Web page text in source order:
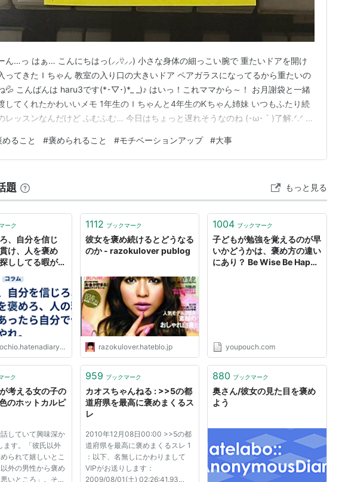
ん…っ はぁ… こんにちはっ(⸝⸝⍢⸝⸝) 小さな身体の細っこい腕で 重たいドアを開け
ってきたＩちゃん 教室の入り口の大きいドア ペアガラスになってるから重たいの
💦 こんばんは haru3です(*･▽･)*_ _)♪ はいっ！これママから～！ お月謝袋と一緒
してくれたかわいいメモ 1年生のＩちゃんと4年生のᏦちゃん姉妹 いつもふたり続
レッスンなんだけど ふむふむ… 今日はちょっと遅れそうなのね (･ω･｀)了解.ᐟ.ᐟ Ｉ
ちゃんこんにちは！ 今日クラブだったんだってね 間に合ったじゃん！ …
めること #褒められること #モチベーションアップ #大事
題 もっと見る
ーク
、自分を信じ
け、人を褒め
ししてる暇があ
1112 ブックマーク
彼女を褒め続けるとどうなる
のか - razokulover publog
razokulover.hateblo.jp
1004 ブックマーク
子どもが勉強を覚えるのが早
いかどうかは、褒め方の違い
にあり？ Be Wise Be Happy
youpouch.com
ーク
考える女の子の
のホットカルピ
していて興味深か
ます。「彼氏以外
られて嬉しいとこ
外の男性から褒め
いところ」。その
959 ブックマーク
カオスちゃんねる : >>5の都
道府県を最高に褒めまくるス
レ
2010年12月08日00:00 >>5の都
道府県を最高に褒めまくるスレ 1
：以下、名無しにかわりまして
VIPがお送りします：
2009/08/01(土) 02:26:41.93
880 ブックマーク
奥さん/彼女の見た目を褒め
よう